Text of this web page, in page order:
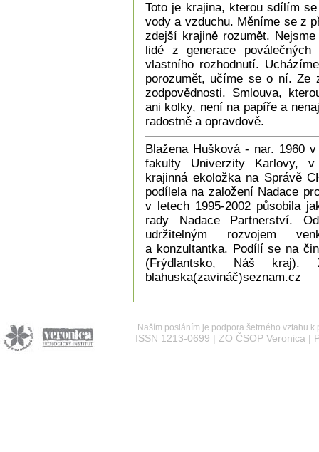
Toto je krajina, kterou sdílím
vody a vzduchu. Měníme se z
zdejší krajině rozumět.
lidé z generace
vlastního rozhodnutí.
porozumět, učíme se o ní. Ze
zodpovědnosti. Smlouva,
ani kolky, není na papíře a
radostně a opravdově.
Blažena Hušková - nar. 1960
fakulty Univerzity Karlovy,
krajinná ekoložka na Správě
podílela na založení Nadace
v letech 1995-2002 působila
rady Nadace Partnerství.
udržitelným rozvojem
a konzultantka. Podílí se na
(Frýdlantsko, Náš
blahuska(zavináč)seznam.cz
Naším posláním je podpora šetrného vztahu
ISSN 1213-0699 | ZO ČSOP Veronica |